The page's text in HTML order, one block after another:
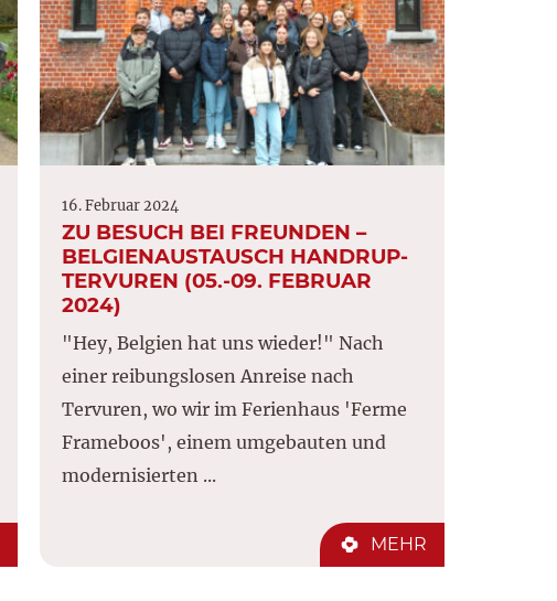
16. Februar 2024
ZU BESUCH BEI FREUNDEN –
BELGIENAUSTAUSCH HANDRUP-
TERVUREN (05.-09. FEBRUAR
2024)
"Hey, Belgien hat uns wieder!" Nach
einer reibungslosen Anreise nach
Tervuren, wo wir im Ferienhaus 'Ferme
Frameboos', einem umgebauten und
modernisierten ...
MEHR